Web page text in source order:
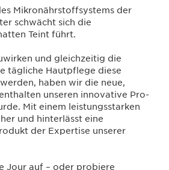
Mikronährstoffsystems der
schwächt sich die
Teint führt.
und gleichzeitig die
tägliche Hautpflege diese
haben wir die neue,
unseren innovative Pro-
Mit einem leistungsstarken
und hinterlässt eine
der Expertise unserer
Jour auf – oder probiere